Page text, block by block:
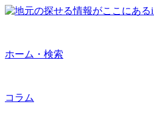
ホーム・検索
コラム